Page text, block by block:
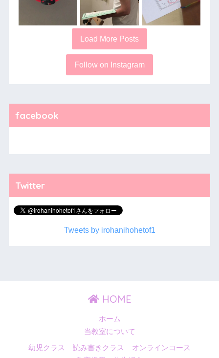
Load More Posts
Follow on Instagram
facebook
Twitter
Tweets by irohanihohetof1
HOME
ホーム
当教室について
幼児クラス 読み書きクラス
オンラインコース